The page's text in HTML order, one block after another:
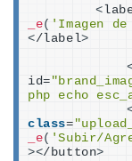
<
_e( 'Imagen de
</label>
id=
php echo
class=
_e( 'Subir/
></button>